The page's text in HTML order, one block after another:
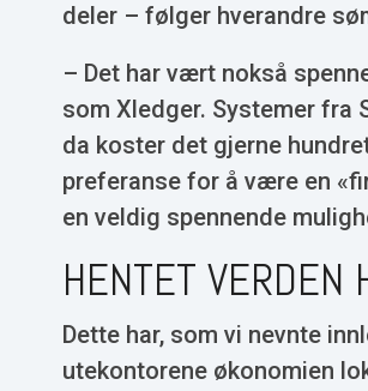
deler – følger hverandre
– Det har vært nokså
som Xledger. Systemer fra
da koster det gjerne
preferanse for å være en
en veldig spennende
HENTET VERDEN
Dette har, som vi nevnte
utekontorene økonomien